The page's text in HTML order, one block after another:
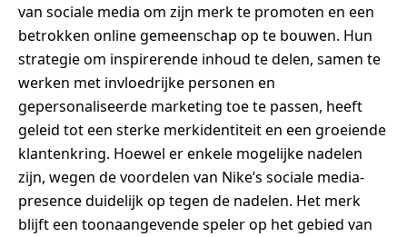
van sociale media om zijn merk te promoten en een
betrokken online gemeenschap op te bouwen. Hun
strategie om inspirerende inhoud te delen, samen te
werken met invloedrijke personen en
gepersonaliseerde marketing toe te passen, heeft
geleid tot een sterke merkidentiteit en een groeiende
klantenkring. Hoewel er enkele mogelijke nadelen
zijn, wegen de voordelen van Nike’s sociale media-
presence duidelijk op tegen de nadelen. Het merk
blijft een toonaangevende speler op het gebied van